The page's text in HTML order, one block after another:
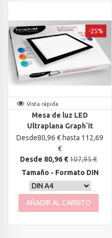
Vista rápida
Mesa de luz LED
Ultraplana Graph´it
Desde80,96 € hasta 112,69
€
Desde 80,96 €107,95 €
-25%
Tamaño - Formato DIN
AÑADIR AL CARRITO